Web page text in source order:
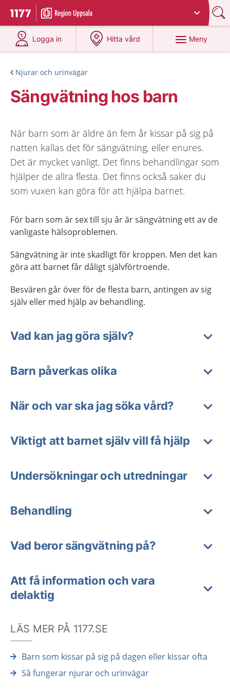
Till startsidan för 1177
Du har valt region
Logga in
på 1177.se
Hitta vård
på 1177.se
Meny
Njurar och urinvägar
Sängvätning hos barn
När barn som är äldre än fem år kissar på sig på
natten kallas det för sängvätning, eller enures.
Det är mycket vanligt. Det finns behandlingar som
hjälper de allra flesta. Det finns också saker du
som vuxen kan göra för att hjälpa barnet.
För barn som är sex till sju år är sängvätning ett av de
vanligaste hälsoproblemen.
Sängvätning är inte skadligt för kroppen. Men det kan
göra att barnet får dåligt självförtroende.
Besvären går över för de flesta barn, antingen av sig
själv eller med hjälp av behandling.
Vad kan jag göra själv?
Barn påverkas olika
När och var ska jag söka vård?
Viktigt att barnet själv vill få hjälp
Undersökningar och utredningar
Behandling
Vad beror sängvätning på?
Att få information och vara
delaktig
LÄS MER PÅ 1177.SE
Barn som kissar på sig på dagen eller kissar ofta
Så fungerar njurar och urinvägar